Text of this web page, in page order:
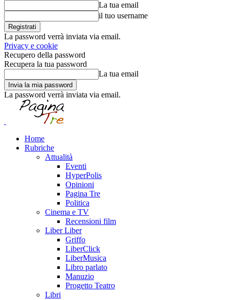
La tua email
il tuo username
La password verrà inviata via email.
Privacy e cookie
Recupero della password
Recupera la tua password
La tua email
La password verrà inviata via email.
Home
Rubriche
Attualità
Eventi
HyperPolis
Opinioni
Pagina Tre
Politica
Cinema e TV
Recensioni film
Liber Liber
Griffo
LiberClick
LiberMusica
Libro parlato
Manuzio
Progetto Teatro
Libri